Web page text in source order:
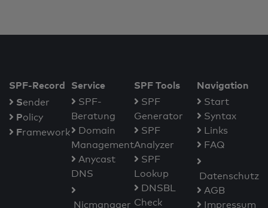
SPF-Record
Sender
Policy
Framework
Service
SPF-
Beratung
Domain
Management
Anycast
DNS
Nicmanager
SPF Tools
SPF
Generator
SPF
Analyzer
SPF
Lookup
DNSBL
Check
Navigation
Start
Syntax
Links
FAQ
Datenschutz
AGB
Impressum